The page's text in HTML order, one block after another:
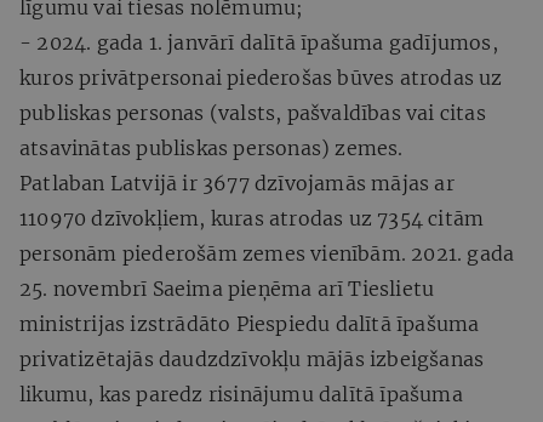
līgumu vai tiesas nolēmumu;
- 2024. gada 1. janvārī dalītā īpašuma gadījumos,
kuros privātpersonai piederošas būves atrodas uz
publiskas personas (valsts, pašvaldības vai citas
atsavinātas publiskas personas) zemes.
Patlaban Latvijā ir 3677 dzīvojamās mājas ar
110970 dzīvokļiem, kuras atrodas uz 7354 citām
personām piederošām zemes vienībām. 2021. gada
25. novembrī Saeima pieņēma arī Tieslietu
ministrijas izstrādāto Piespiedu dalītā īpašuma
privatizētajās daudzdzīvokļu mājās izbeigšanas
likumu, kas paredz risinājumu dalītā īpašuma